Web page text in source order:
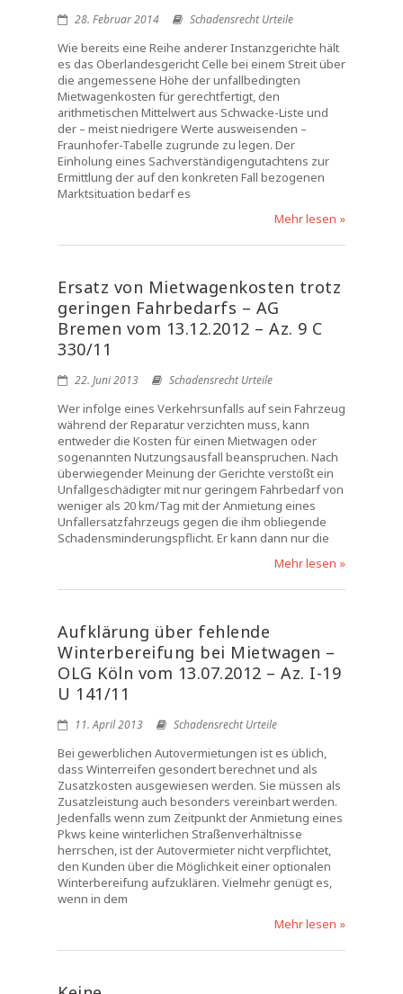
28. Februar 2014 Schadensrecht Urteile
Wie bereits eine Reihe anderer Instanzgerichte hält
es das Oberlandesgericht Celle bei einem Streit über
die angemessene Höhe der unfallbedingten
Mietwagenkosten für gerechtfertigt, den
arithmetischen Mittelwert aus Schwacke-Liste und
der – meist niedrigere Werte ausweisenden –
Fraunhofer-Tabelle zugrunde zu legen. Der
Einholung eines Sachverständigengutachtens zur
Ermittlung der auf den konkreten Fall bezogenen
Marktsituation bedarf es
Mehr lesen »
Ersatz von Mietwagenkosten trotz
geringen Fahrbedarfs – AG
Bremen vom 13.12.2012 – Az. 9 C
330/11
22. Juni 2013 Schadensrecht Urteile
Wer infolge eines Verkehrsunfalls auf sein Fahrzeug
während der Reparatur verzichten muss, kann
entweder die Kosten für einen Mietwagen oder
sogenannten Nutzungsausfall beanspruchen. Nach
überwiegender Meinung der Gerichte verstößt ein
Unfallgeschädigter mit nur geringem Fahrbedarf von
weniger als 20 km/Tag mit der Anmietung eines
Unfallersatzfahrzeugs gegen die ihm obliegende
Schadensminderungspflicht. Er kann dann nur die
Mehr lesen »
Aufklärung über fehlende
Winterbereifung bei Mietwagen –
OLG Köln vom 13.07.2012 – Az. I-19
U 141/11
11. April 2013 Schadensrecht Urteile
Bei gewerblichen Autovermietungen ist es üblich,
dass Winterreifen gesondert berechnet und als
Zusatzkosten ausgewiesen werden. Sie müssen als
Zusatzleistung auch besonders vereinbart werden.
Jedenfalls wenn zum Zeitpunkt der Anmietung eines
Pkws keine winterlichen Straßenverhältnisse
herrschen, ist der Autovermieter nicht verpflichtet,
den Kunden über die Möglichkeit einer optionalen
Winterbereifung aufzuklären. Vielmehr genügt es,
wenn in dem
Mehr lesen »